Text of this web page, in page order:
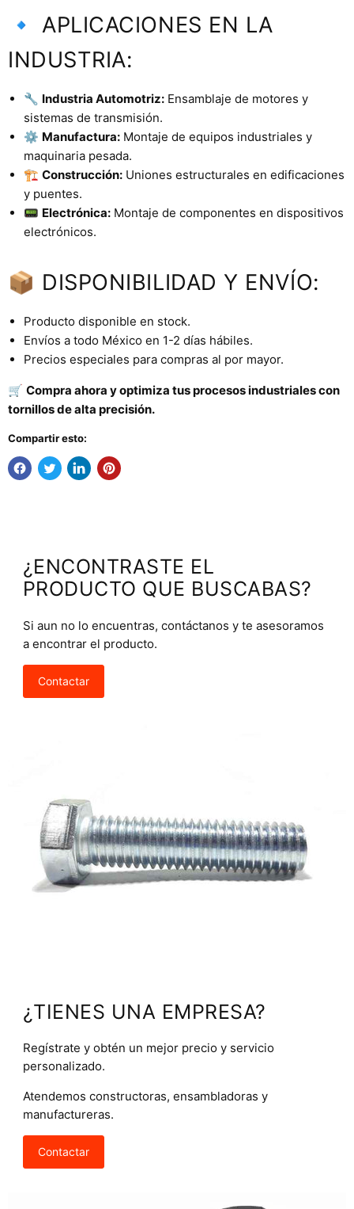
🔹 APLICACIONES EN LA
INDUSTRIA:
🔧 Industria Automotriz: Ensamblaje de motores y
sistemas de transmisión.
⚙️ Manufactura: Montaje de equipos industriales y
maquinaria pesada.
🏗️ Construcción: Uniones estructurales en edificaciones
y puentes.
📟 Electrónica: Montaje de componentes en dispositivos
electrónicos.
📦 DISPONIBILIDAD Y ENVÍO:
Producto disponible en stock.
Envíos a todo México en 1-2 días hábiles.
Precios especiales para compras al por mayor.
🛒 Compra ahora y optimiza tus procesos industriales con
tornillos de alta precisión.
Compartir esto:
¿ENCONTRASTE EL
PRODUCTO QUE BUSCABAS?
Si aun no lo encuentras, contáctanos y te asesoramos
a encontrar el producto.
Contactar
¿TIENES UNA EMPRESA?
Regístrate y obtén un mejor precio y servicio
personalizado.
Atendemos constructoras, ensambladoras y
manufactureras.
Contactar